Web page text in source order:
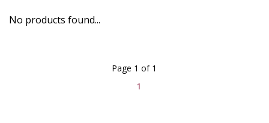
No products found...
1
Page 1 of 1